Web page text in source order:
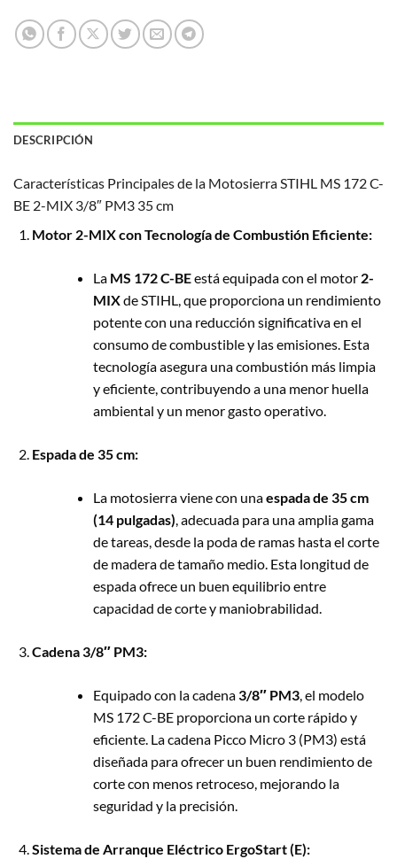
DESCRIPCIÓN
Características Principales de la Motosierra STIHL MS 172 C-
BE 2-MIX 3/8″ PM3 35 cm
Motor 2-MIX con Tecnología de Combustión Eficiente:
La MS 172 C-BEestá equipada con el motor 2-
MIXde STIHL, que proporciona un rendimiento
potente con una reducción significativa en el
consumo de combustible y las emisiones. Esta
tecnología asegura una combustión más limpia
y eficiente, contribuyendo a una menor huella
ambiental y un menor gasto operativo.
Espada de 35 cm:
La motosierra viene con unaespada de 35 cm
(14 pulgadas), adecuada para una amplia gama
de tareas, desde la poda de ramas hasta el corte
de madera de tamaño medio. Esta longitud de
espada ofrece un buen equilibrio entre
capacidad de corte y maniobrabilidad.
Cadena 3/8″ PM3:
Equipado con la cadena3/8″ PM3, el modelo
MS 172 C-BE proporciona un corte rápido y
eficiente. La cadena Picco Micro 3 (PM3) está
diseñada para ofrecer un buen rendimiento de
corte con menos retroceso, mejorando la
seguridad y la precisión.
Sistema de Arranque Eléctrico ErgoStart (E):